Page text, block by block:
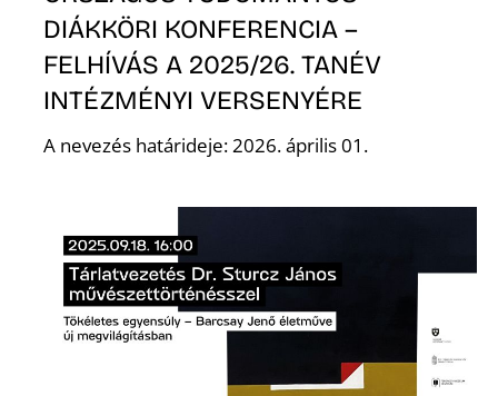
DIÁKKÖRI KONFERENCIA –
FELHÍVÁS A 2025/26. TANÉV
INTÉZMÉNYI VERSENYÉRE
A nevezés határideje: 2026. április 01.